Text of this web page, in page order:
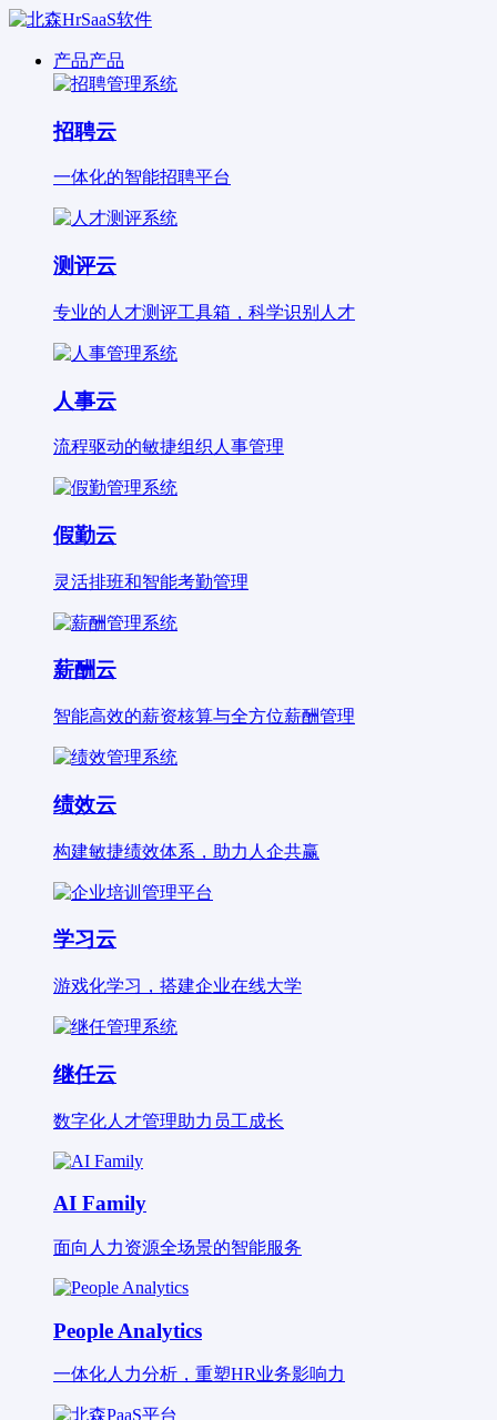
产品产品
招聘云
一体化的智能招聘平台
测评云
专业的人才测评工具箱，科学识别人才
人事云
流程驱动的敏捷组织人事管理
假勤云
灵活排班和智能考勤管理
薪酬云
智能高效的薪资核算与全方位薪酬管理
绩效云
构建敏捷绩效体系，助力人企共赢
学习云
游戏化学习，搭建企业在线大学
继任云
数字化人才管理助力员工成长
AI Family
面向人力资源全场景的智能服务
People Analytics
一体化人力分析，重塑HR业务影响力